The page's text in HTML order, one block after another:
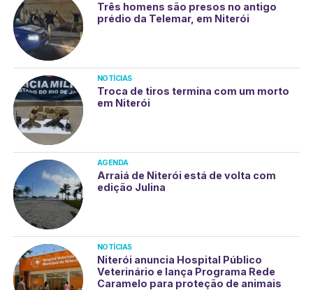
Três homens são presos no antigo
prédio da Telemar, em Niterói
NOTÍCIAS
Troca de tiros termina com um morto
em Niterói
AGENDA
Arraiá de Niterói está de volta com
edição Julina
NOTÍCIAS
Niterói anuncia Hospital Público
Veterinário e lança Programa Rede
Caramelo para proteção de animais